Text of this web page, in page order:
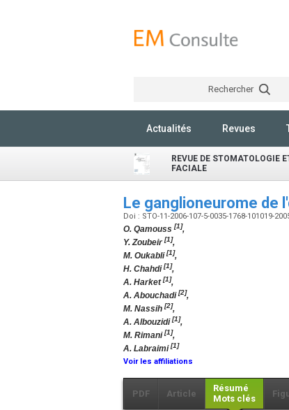
Rechercher
Actualités Revues
REVUE DE STOMATOLOGIE
FACIALE
Le ganglioneurome de
Doi : STO-11-2006-107-5-0035-1768-101019-
O. Qamouss [1],
Y. Zoubeir[1],
M. Oukabli[1],
H. Chahdi[1],
A. Harket[1],
A. Abouchadi[2],
M. Nassih [2],
A. Albouzidi[1],
M. Rimani[1],
A. Labraimi[1]
Voir les affiliations
PDF Article
Résumé
Mots clés